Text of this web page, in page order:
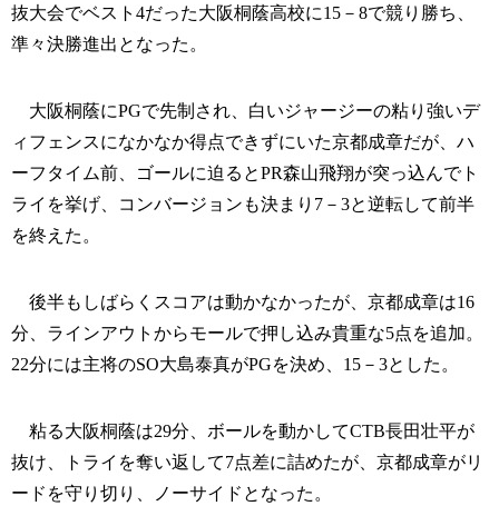
抜大会でベスト4だった大阪桐蔭高校に15－8で競り勝ち、
準々決勝進出となった。
大阪桐蔭にPGで先制され、白いジャージーの粘り強いデ
ィフェンスになかなか得点できずにいた京都成章だが、ハ
ーフタイム前、ゴールに迫るとPR森山飛翔が突っ込んでト
ライを挙げ、コンバージョンも決まり7－3と逆転して前半
を終えた。
後半もしばらくスコアは動かなかったが、京都成章は16
分、ラインアウトからモールで押し込み貴重な5点を追加。
22分には主将のSO大島泰真がPGを決め、15－3とした。
粘る大阪桐蔭は29分、ボールを動かしてCTB長田壮平が
抜け、トライを奪い返して7点差に詰めたが、京都成章がリ
ードを守り切り、ノーサイドとなった。